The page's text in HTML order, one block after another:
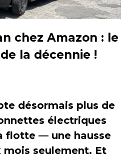
chez Amazon : le
la décennie !
désormais plus de
électriques
flotte — une hausse
mois seulement. Et